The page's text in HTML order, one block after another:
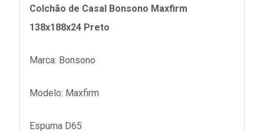
Colchão de Casal Bonsono Maxfirm
138x188x24 Preto
Marca: Bonsono
Modelo: Maxfirm
Espuma D65